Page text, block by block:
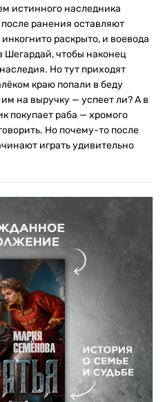
истинного наследника
ранения оставляют
раскрыто, и воевода
Шегардай, чтобы наконец
Но тут приходят
краю попали в беду
на выручку — успеет ли? А в
покупает раба — хромого
Но почему-то после
играть удивительно